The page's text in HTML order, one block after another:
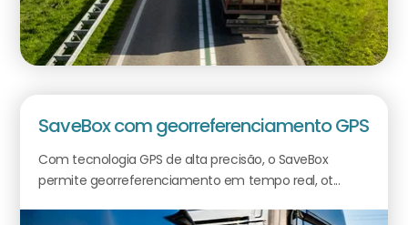
SaveBox com georreferenciamento GPS
Com tecnologia GPS de alta precisão, o SaveBox
permite georreferenciamento em tempo real, ot...